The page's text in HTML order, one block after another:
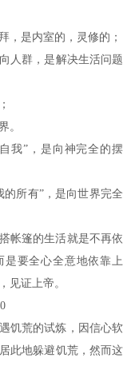
，是内室的，灵修的；
人群，是解决生活问题
。
我”，是向神完全的摆
所有”，是向世界完全
帐篷的生活就是不再依
是要全心全意地依靠上
见证上帝。
饥荒的试炼，因信心软
此地躲避饥荒，然而这